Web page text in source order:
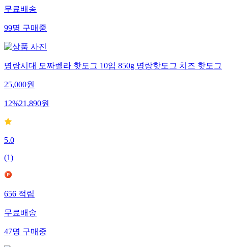
무료배송
99명구매중
명랑시대 모짜렐라 핫도그 10입 850g 명랑핫도그 치즈 핫도그
25,000원
12%21,890원
5.0
(1)
656적립
무료배송
47명구매중